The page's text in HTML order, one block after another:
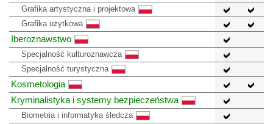
Grafika artystyczna i projektowa
Grafika użytkowa
Iberoznawstwo
Specjalność kulturoznawcza
Specjalność turystyczna
Kosmetologia
Kryminalistyka i systemy bezpieczeństwa
Biometria i informatyka śledcza